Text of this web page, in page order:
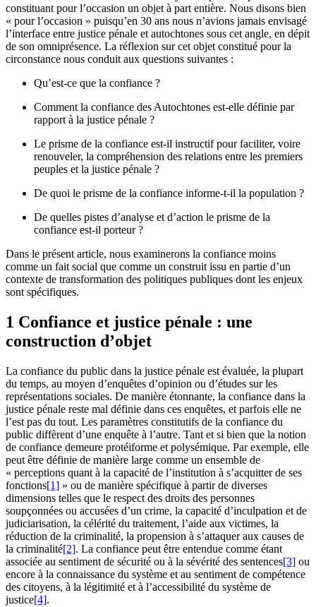
constituant pour l’occasion un objet à part entière. Nous disons bien
« pour l’occasion » puisqu’en 30 ans nous n’avions jamais envisagé
l’interface entre justice pénale et autochtones sous cet angle, en dépit
de son omniprésence. La réflexion sur cet objet constitué pour la
circonstance nous conduit aux questions suivantes :
Qu’est-ce que la confiance ?
Comment la confiance des Autochtones est-elle définie par
rapport à la justice pénale ?
Le prisme de la confiance est-il instructif pour faciliter, voire
renouveler, la compréhension des relations entre les premiers
peuples et la justice pénale ?
De quoi le prisme de la confiance informe-t-il la population ?
De quelles pistes d’analyse et d’action le prisme de la
confiance est-il porteur ?
Dans le présent article, nous examinerons la confiance moins
comme un fait social que comme un construit issu en partie d’un
contexte de transformation des politiques publiques dont les enjeux
sont spécifiques.
1 Confiance et justice pénale : une
construction d’objet
La confiance du public dans la justice pénale est évaluée, la plupart
du temps, au moyen d’enquêtes d’opinion ou d’études sur les
représentations sociales. De manière étonnante, la confiance dans la
justice pénale reste mal définie dans ces enquêtes, et parfois elle ne
l’est pas du tout. Les paramètres constitutifs de la confiance du
public diffèrent d’une enquête à l’autre. Tant et si bien que la notion
de confiance demeure protéiforme et polysémique. Par exemple, elle
peut être définie de manière large comme un ensemble de
« perceptions quant à la capacité de l’institution à s’acquitter de ses
fonctions[1] » ou de manière spécifique à partir de diverses
dimensions telles que le respect des droits des personnes
soupçonnées ou accusées d’un crime, la capacité d’inculpation et de
judiciarisation, la célérité du traitement, l’aide aux victimes, la
réduction de la criminalité, la propension à s’attaquer aux causes de
la criminalité[2]. La confiance peut être entendue comme étant
associée au sentiment de sécurité ou à la sévérité des sentences[3] ou
encore à la connaissance du système et au sentiment de compétence
des citoyens, à la légitimité et à l’accessibilité du système de
justice[4].